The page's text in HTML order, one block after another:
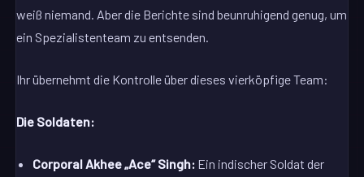
weiß niemand. Aber die Berichte sind beunruhigend genug, um
ein Spezialistenteam zu entsenden.
Ihr übernehmt die Kontrolle über dieses vierköpfige Team:
Die Soldaten:
Corporal Akhee „Ace“ Singh: Ein indischer Soldat der